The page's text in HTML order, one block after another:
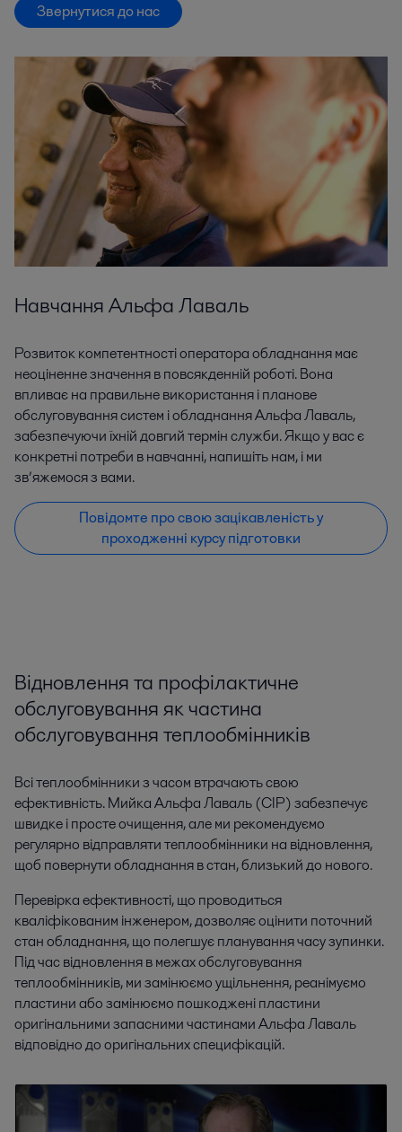
Звернутися до нас
Навчання Альфа Лаваль
Розвиток компетентності оператора обладнання має
неоціненне значення в повсякденній роботі. Вона
впливає на правильне використання і планове
обслуговування систем і обладнання Альфа Лаваль,
забезпечуючи їхній довгий термін служби. Якщо у вас є
конкретні потреби в навчанні, напишіть нам, і ми
зв’яжемося з вами.
Повідомте про свою зацікавленість у
проходженні курсу підготовки
Відновлення та профілактичне
обслуговування як частина
обслуговування теплообмінників
Всі теплообмінники з часом втрачають свою
ефективність. Мийка Альфа Лаваль (CIP) забезпечує
швидке і просте очищення, але ми рекомендуємо
регулярно відправляти теплообмінники на відновлення,
щоб повернути обладнання в стан, близький до нового.
Перевірка ефективності, що проводиться
кваліфікованим інженером, дозволяє оцінити поточний
стан обладнання, що полегшує планування часу зупинки.
Під час відновлення в межах обслуговування
теплообмінників, ми замінюємо ущільнення, реанімуємо
пластини або замінюємо пошкоджені пластини
оригінальними запасними частинами Альфа Лаваль
відповідно до оригінальних специфікацій.